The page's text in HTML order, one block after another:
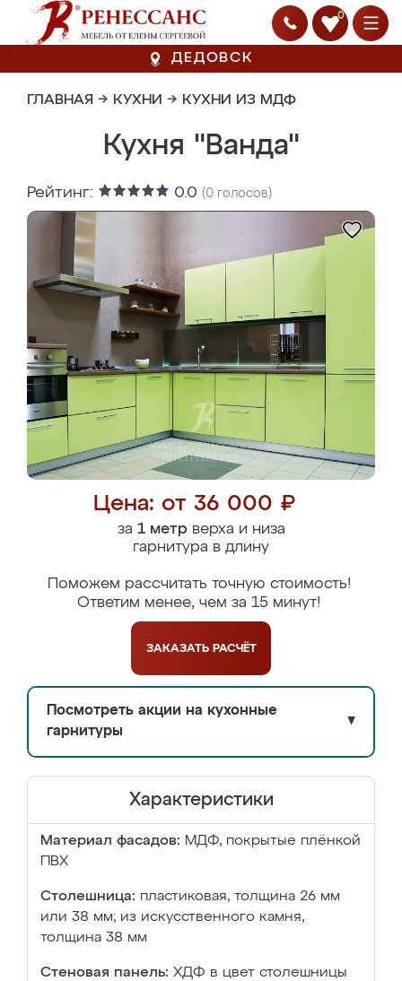
0
ДЕДОВСК
ГЛАВНАЯ → КУХНИ → КУХНИ ИЗ МДФ
Кухня "Ванда"
Рейтинг: 0.0 (0 голосов)
Цена: от 36 000 ₽
за 1 метрверха и низа
гарнитура в длину
Поможем рассчитать точную стоимость!
Ответим менее, чем за 15 минут!
ЗАКАЗАТЬ РАСЧЁТ
Посмотреть акции на кухонные
гарнитуры
▼
Характеристики
Материал фасадов: МДФ, покрытые плёнкой
ПВХ
Столешница: пластиковая, толщина 26 мм
или 38 мм; из искусственного камня,
толщина 38 мм
Стеновая панель: ХДФ в цвет столешницы